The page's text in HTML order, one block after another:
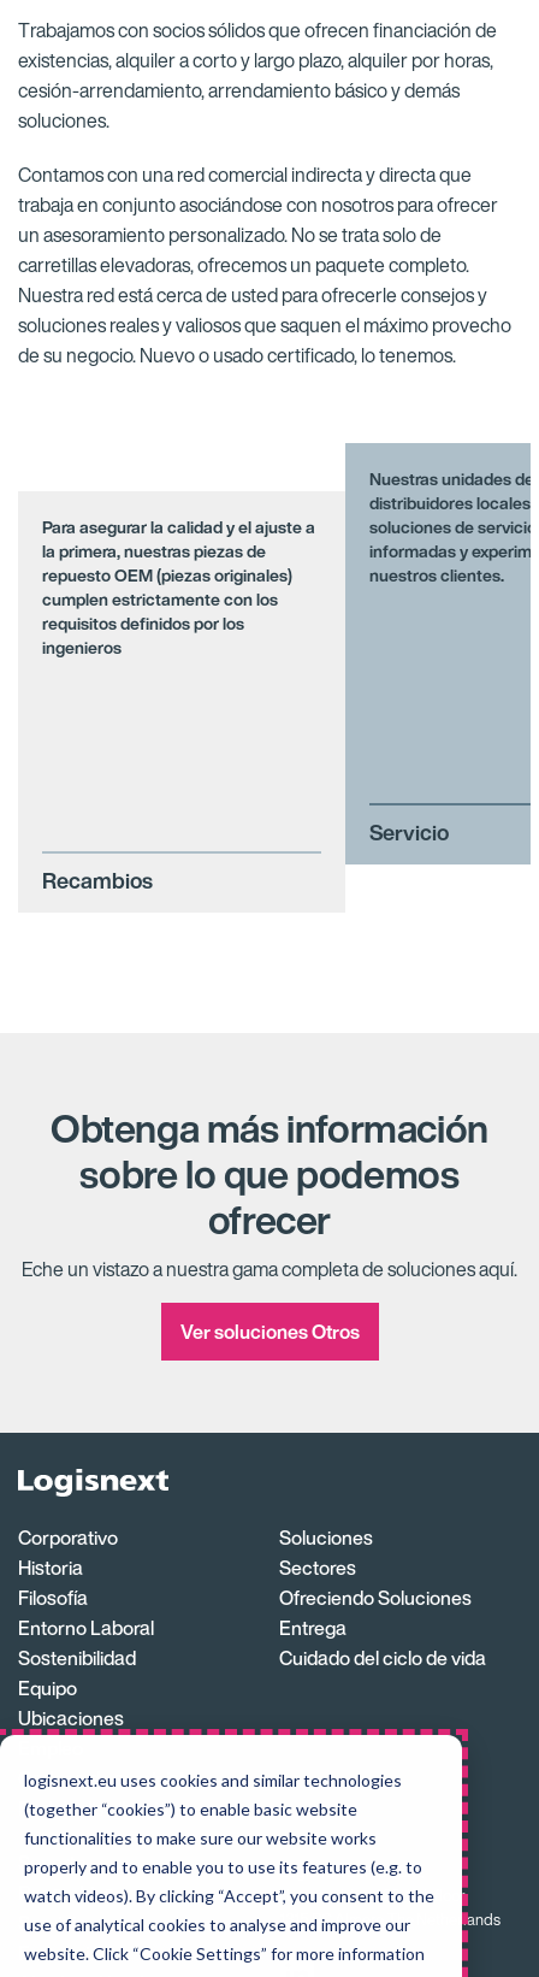
logisnext.eu uses cookies and similar technologies
(together “cookies”) to enable basic website
functionalities to make sure our website works
properly and to enable you to use its features (e.g. to
watch videos). By clicking “Accept”, you consent to the
use of analytical cookies to analyse and improve our
website. Click “Cookie Settings” for more information
Trabajamos con socios sólidos que ofrecen financiación de
existencias, alquiler a corto y largo plazo, alquiler por horas,
cesión-arrendamiento, arrendamiento básico y demás
soluciones.
Contamos con una red comercial indirecta y directa que
trabaja en conjunto asociándose con nosotros para ofrecer
un asesoramiento personalizado. No se trata solo de
carretillas elevadoras, ofrecemos un paquete completo.
Nuestra red está cerca de usted para ofrecerle consejos y
soluciones reales y valiosos que saquen el máximo provecho
de su negocio. Nuevo o usado certificado, lo tenemos.
Recambios
Para asegurar la calidad y el ajuste a
la primera, nuestras piezas de
repuesto OEM (piezas originales)
cumplen estrictamente con los
requisitos definidos por los
ingenieros
Servicio
Nuestras unidades
distribuidores locales
soluciones de
informadas y
nuestros clientes.
Obtenga más información
sobre lo que podemos
ofrecer
Eche un vistazo a nuestra gama completa de soluciones aquí.
Ver soluciones Otros
Logisnext
Homepage
Corporativo
Historia
Filosofía
Entorno Laboral
Sostenibilidad
Equipo
Ubicaciones
Cadena de suministro
Red de distribución
Soluciones
Sectores
Ofreciendo Soluciones
Entrega
Cuidado del ciclo de vida
Soporte
Recambios
Servicio
Formación
Logisnext Europe B.V.,
Hospitaaldreef 29, 13th floor,
1315 RC Almere, The Netherlands
Visit